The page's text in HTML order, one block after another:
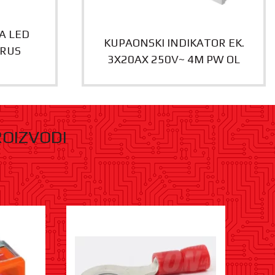
LED
KUPAONSKI INDIKATOR EK.
3X20AX 250V~ 4M PW OL